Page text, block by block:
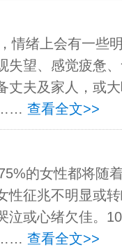
情绪上会有一些
失望、感觉疲惫
丈夫及家人，或
…… 查看全文>>
的女性都将随
性征兆不明显或
泣或心绪欠佳。
…… 查看全文>>